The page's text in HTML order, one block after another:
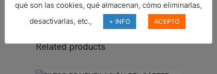
FILTER,
CARTRIDGE
Related products
qué son las cookies, qué almacenan, cómo eliminarlas,
desactivarlas, etc.,
+ INFO ACEPTO